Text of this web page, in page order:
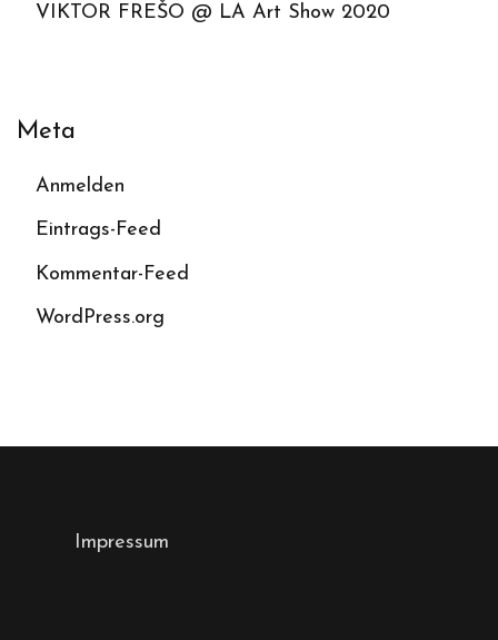
VIKTOR FREŠO @ LA Art Show 2020
Meta
Anmelden
Eintrags-Feed
Kommentar-Feed
WordPress.org
Impressum